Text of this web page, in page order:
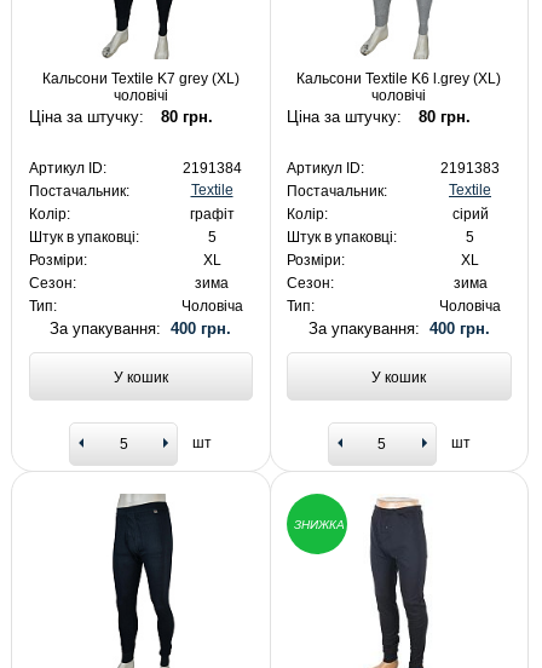
Кальсони Textile K7 grey (XL)
чоловічі
Ціна за штучку: 80 грн.
Артикул ID:
2191384
Постачальник:
Textile
Колір:
графіт
Штук в упаковці:
5
Розміри:
XL
Сезон:
зима
Тип:
Чоловіча
За упакування:400 грн.
У кошик
шт
Кальсони Textile K6 l.grey (XL)
чоловічі
Ціна за штучку: 80 грн.
Артикул ID:
2191383
Постачальник:
Textile
Колір:
сірий
Штук в упаковці:
5
Розміри:
XL
Сезон:
зима
Тип:
Чоловіча
За упакування: 400 грн.
У кошик
шт
ЗНИЖКА